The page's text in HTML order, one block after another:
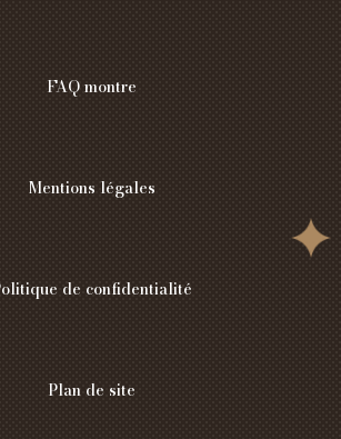
FAQ montre
Mentions légales
de confidentialité
Plan de site